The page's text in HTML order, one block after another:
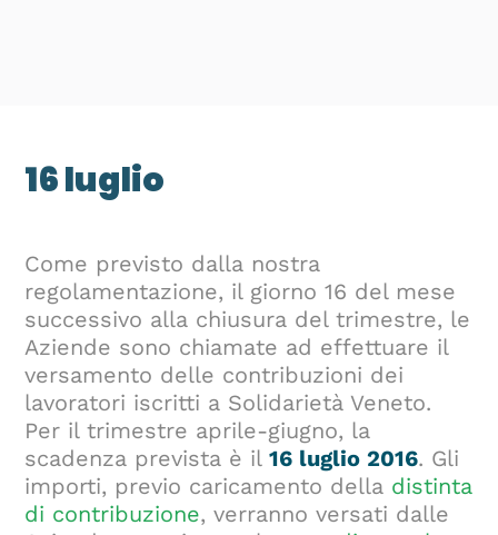
16 luglio
Come previsto dalla nostra
regolamentazione, il giorno 16 del mese
successivo alla chiusura del trimestre, le
Aziende sono chiamate ad effettuare il
versamento delle contribuzioni dei
lavoratori iscritti a Solidarietà Veneto.
Per il trimestre aprile-giugno, la
scadenza prevista è il16 luglio 2016. Gli
importi, previo caricamento della distinta
di contribuzione, verranno versati dalle